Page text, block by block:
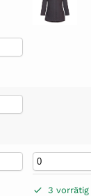
3 vorrätig